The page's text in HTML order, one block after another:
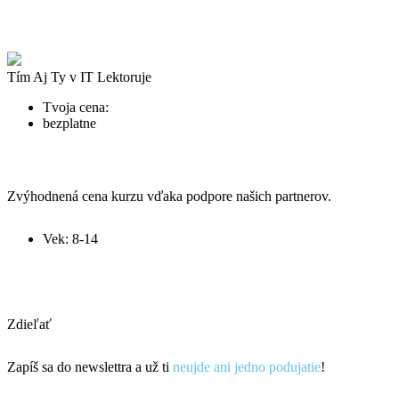
Tím Aj Ty v IT Lektoruje
Tvoja cena:
bezplatne
Zvýhodnená cena kurzu vďaka podpore našich partnerov.
Vek: 8-14
Zdieľať
Zapíš sa do newslettra a už ti neujde ani jedno podujatie!